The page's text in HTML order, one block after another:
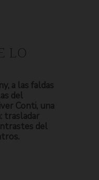
LO
a las faldas
del
Conti, una
trasladar
del